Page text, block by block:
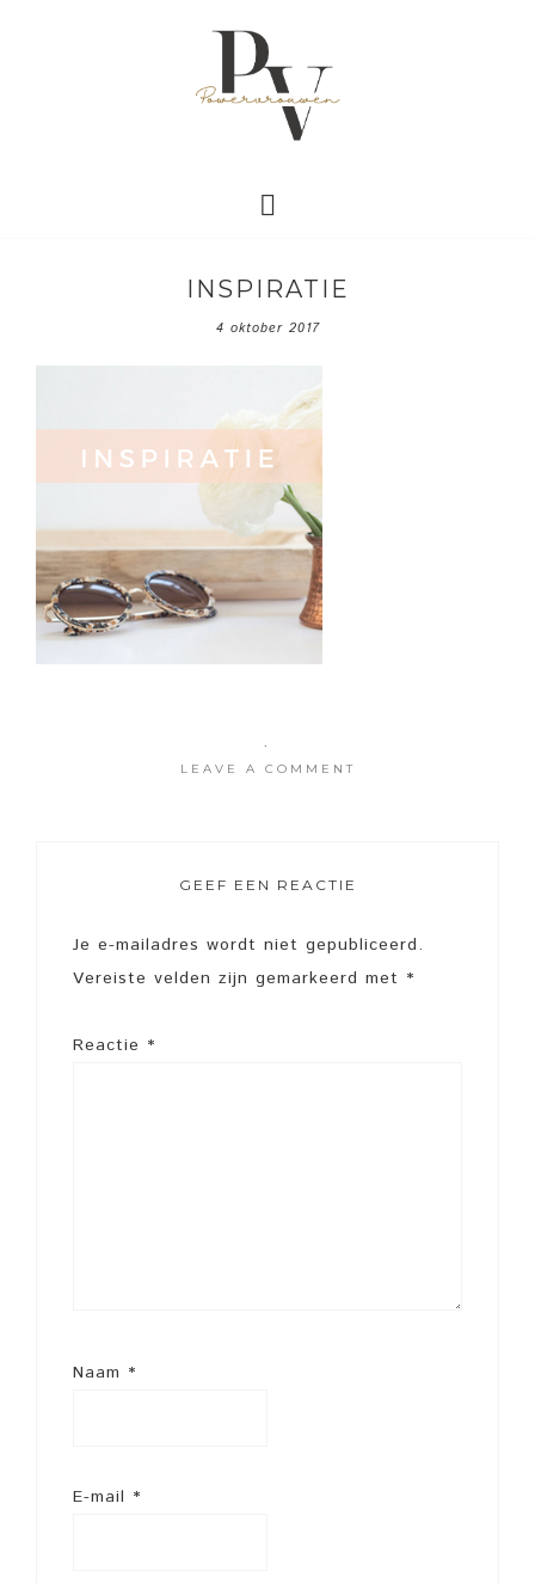
INSPIRATIE
4 oktober 2017
·
LEAVE A COMMENT
GEEF EEN REACTIE
Je e-mailadres wordt niet gepubliceerd.
Vereiste velden zijn gemarkeerd met *
Reactie *
Naam *
E-mail *